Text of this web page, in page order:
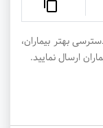
بهتر بیماران،
ارسال نمایید.